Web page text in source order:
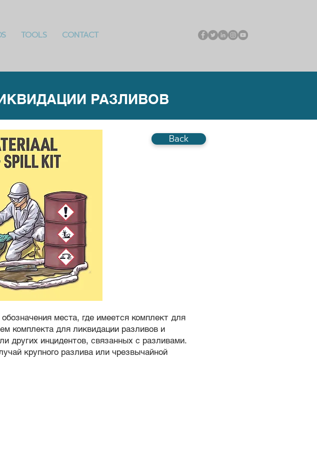
TOOLS CONTACT
РАЗЛИВОВ
Back
места, где имеется комплект для
комплекта для ликвидации разливов и
других инцидентов, связанных с разливами.
крупного разлива или чрезвычайной